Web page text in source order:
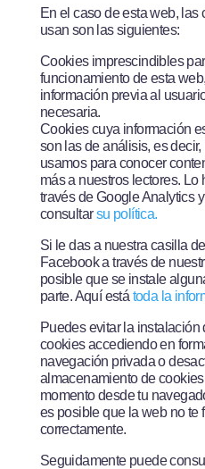
En el caso de esta web, las
usan son las siguientes:
Cookies imprescindibles
funcionamiento de esta
información previa al
necesaria.
Cookies cuya información
son las de análisis, es decir,
usamos para conocer
más a nuestros lectores. Lo
través de Google Analytics
consultar su política.
Si le das a nuestra casilla
Facebook a través de
posible que se instale
parte. Aquí está toda la
Puedes evitar la instalación
cookies accediendo en
navegación privada o
almacenamiento de
momento desde tu
es posible que la web no te
correctamente.
Seguidamente puede